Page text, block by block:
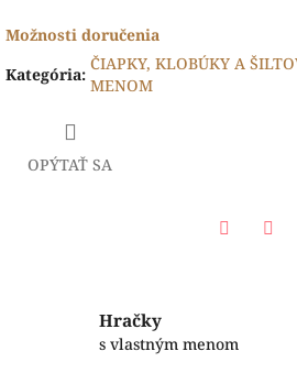
Možnosti doručenia
Kategória:
ČIAPKY, KLOBÚKY A
MENOM
OPÝTAŤ SA
Hračky
s vlastným menom